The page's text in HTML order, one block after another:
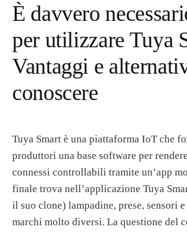
È davvero
per utilizzare Tuya
Vantaggi e
conoscere
Tuya Smart è una piattaforma IoT che
produttori una base software per
connessi controllabili tramite un’app
finale trova nell’applicazione Tuya
il suo clone) lampadine, prese, sensori
marchi molto diversi. La questione del